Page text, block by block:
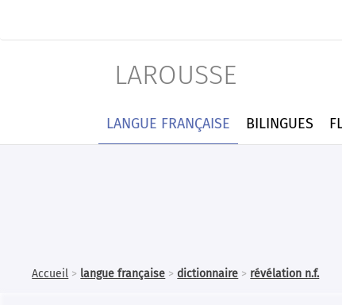
LAROUSSE
LANGUE FRANÇAISE BILINGUES
Accueil > langue française > dictionnaire > révélation n.f.